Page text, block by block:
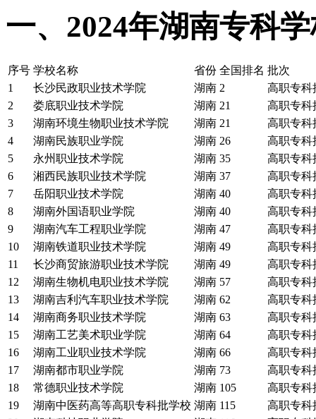
一、2024年湖南专科
序号 学校名称 省份 全国排名 批次
1
长沙民政职业技术学院 湖南 2
高职专科
2
娄底职业技术学院 湖南 21
高职专科
3
湖南环境生物职业技术学院 湖南 21
高职专科
4
湖南民族职业学院 湖南 26
高职专科
5
永州职业技术学院 湖南 35
高职专科
6
湘西民族职业技术学院 湖南 37
高职专科
7
岳阳职业技术学院 湖南 40
高职专科
8
湖南外国语职业学院 湖南 40
高职专科
9
湖南汽车工程职业学院 湖南 47
高职专科
10
湖南铁道职业技术学院 湖南 49
高职专科
11
长沙商贸旅游职业技术学院 湖南 49
高职专科
12
湖南生物机电职业技术学院 湖南 57
高职专科
13
湖南吉利汽车职业技术学院 湖南 62
高职专科
14
湖南商务职业技术学院 湖南 63
高职专科
15
湖南工艺美术职业学院 湖南 64
高职专科
16
湖南工业职业技术学院 湖南 66
高职专科
17
湖南都市职业学院 湖南 73
高职专科
18
常德职业技术学院 湖南 105
高职专科
19
湖南中医药高等高职专科批学校 湖南 115
高职专科